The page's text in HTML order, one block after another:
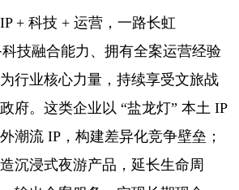
+ 科技 + 运营，一路长虹
技融合能力、拥有全案运营经验
行业核心力量，持续享受文旅战
府。这类企业以 “盐龙灯” 本土 IP
潮流 IP，构建差异化竞争壁垒；
沉浸式夜游产品，延长生命周